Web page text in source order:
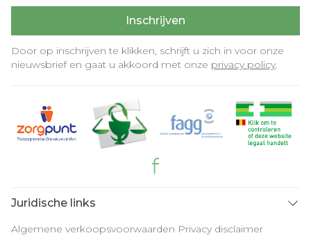
Inschrijven
Door op inschrijven te klikken, schrijft u zich in voor onze
nieuwsbrief en gaat u akkoord met onze privacy policy.
Juridische links
Algemene verkoopsvoorwaarden Privacy disclaimer